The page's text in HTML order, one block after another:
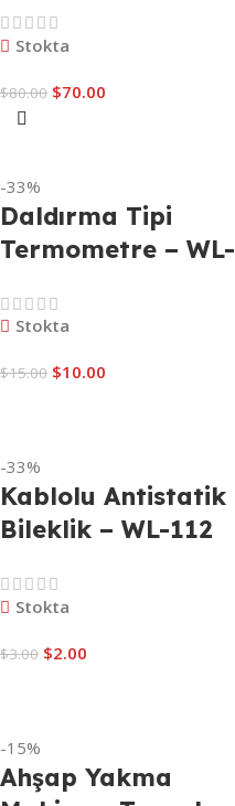
WELLHISE HT1890
Stokta
$80.00 $70.00
Sepete Ekle
-33%
Daldırma Tipi
Termometre – WL-
9283
Stokta
$15.00 $10.00
-33%
Kablolu Antistatik
Bileklik – WL-112
Stokta
$3.00 $2.00
-15%
Ahşap Yakma